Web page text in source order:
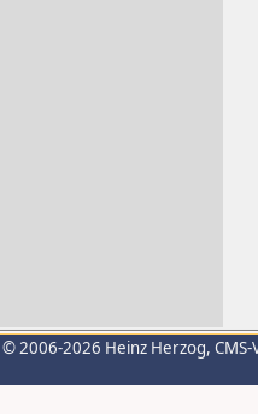
© 2006-2026 Heinz Herzog,